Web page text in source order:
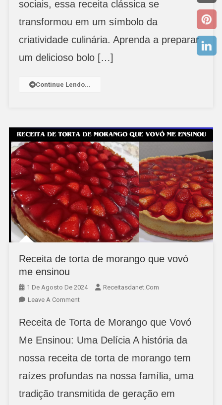
sociais, essa receita clássica se
transformou em um símbolo da
criatividade culinária. Aprenda a preparar
um delicioso bolo […]
Continue Lendo...
Receita de torta de morango que vovó
me ensinou
1 De Agosto De 2024
Receitasdanet.com
Leave A CommentOn
De
De
Morango
Vovó
Me
Receita de Torta de Morango que Vovó
Me Ensinou: Uma Delícia A história da
nossa receita de torta de morango tem
raízes profundas na nossa família, uma
tradição transmitida de geração em